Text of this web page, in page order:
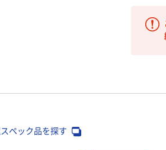
ペック品を探す